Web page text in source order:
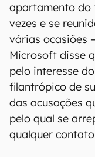
apartamento do
vezes e se
várias ocasiões
Microsoft disse
pelo interesse
filantrópico de
das acusações
pelo qual se
qualquer